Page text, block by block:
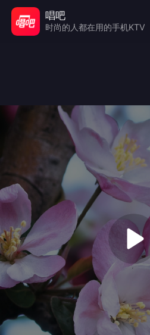
唱吧
时尚的人都在用的手机KTV